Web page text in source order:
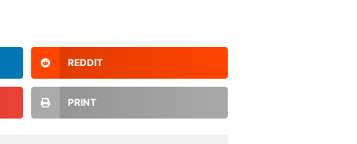
REDDIT
PRINT